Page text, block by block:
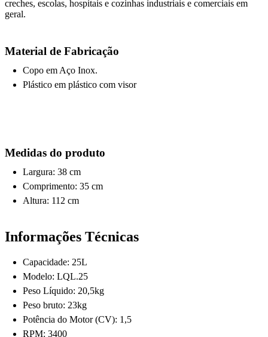
creches, escolas, hospitais e cozinhas industriais e comerciais em
geral.
Material de Fabricação
Copo em Aço Inox.
Plástico em plástico com visor
Medidas do produto
Largura: 38 cm
Comprimento: 35 cm
Altura: 112 cm
Informações Técnicas
Capacidade: 25L
Modelo: LQL.25
Peso Líquido: 20,5kg
Peso bruto: 23kg
Potência do Motor (CV): 1,5
RPM: 3400